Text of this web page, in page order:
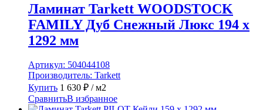
Ламинат Tarkett WOODSTOCK
FAMILY Дуб Снежный Люкс 194 x
1292 мм
Артикул: 504044108
Производитель: Tarkett
Купить 1 630 ₽ / м2
СравнитьВ избранное